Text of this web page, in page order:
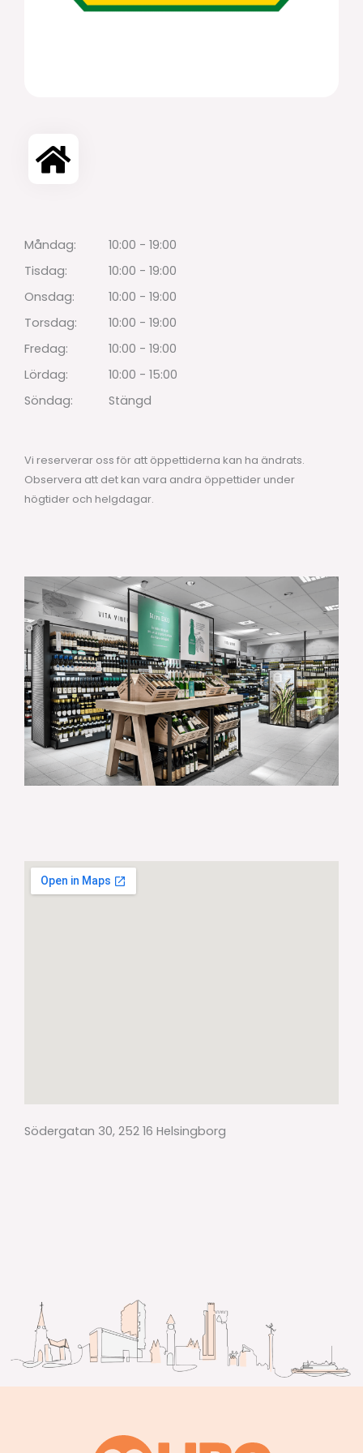
Måndag:
10:00 - 19:00
Tisdag:
10:00 - 19:00
Onsdag:
10:00 - 19:00
Torsdag:
10:00 - 19:00
Fredag:
10:00 - 19:00
Lördag:
10:00 - 15:00
Söndag:
Stängd
Vi reserverar oss för att öppettiderna kan ha ändrats.
Observera att det kan vara andra öppettider under
högtider och helgdagar.
Södergatan 30, 252 16 Helsingborg